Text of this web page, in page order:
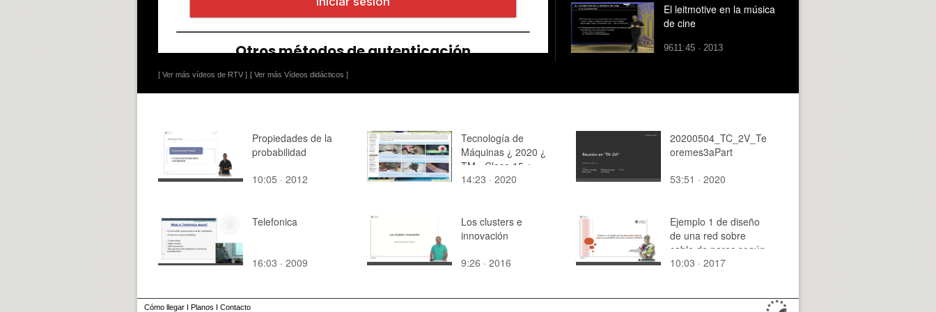
[ Ver más vídeos de RTV ] [ Ver más Vídeos didácticos ]
El leitmotive en la música
de cine
9611:45 · 2013
Propiedades de la
probabilidad
10:05 · 2012
Tecnología de
Máquinas ¿ 2020 ¿
TM - Clase 15 ¿
Tramo 16 de 16
14:23 · 2020
20200504_TC_2V_Te
oremes3aPart
53:51 · 2020
Telefonica
16:03 · 2009
Los clusters e
innovación
9:26 · 2016
Ejemplo 1 de diseño
de una red sobre
cable de pares según
ANEXO II del Real
10:03 · 2017
Cómo llegar I Planos I Contacto